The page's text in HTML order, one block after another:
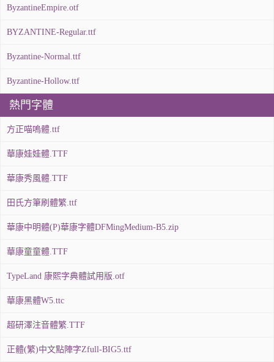
ByzantineEmpire.otf
BYZANTINE-Regular.ttf
Byzantine-Normal.ttf
Byzantine-Hollow.ttf
熱門字體
方正喵嗚體.ttf
華康娃娃體.TTF
華康秀風體.TTF
田氏方筆刷體繁.ttf
華康中明體(P)華康字體DFMingMedium-B5.zip
華康童童體.TTF
TypeLand 康熙字典體試用版.otf
華康黑體W5.ttc
超研澤注音體繁.TTF
正體(繁)中文點陣字Zfull-BIG5.ttf